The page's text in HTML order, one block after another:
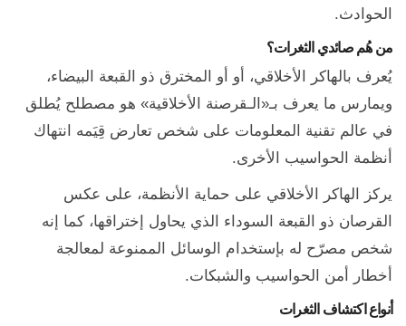
الحوادث.
من هُم صائدي الثغرات؟
يُعرف بالهاكر الأخلاقي، أو أو المخترق ذو القبعة البيضاء،
ويمارس ما يعرف بـ«الـقرصنة الأخلاقية» هو مصطلح يُطلق
في عالم تقنية المعلومات على شخص تعارض قِيَمه انتهاك
أنظمة الحواسيب الأخرى.
يركز الهاكر الأخلاقي على حماية الأنظمة، على عكس
القرصان ذو القبعة السوداء الذي يحاول إختراقها، كما إنه
شخص مصرّح له بإستخدام الوسائل الممنوعة لمعالجة
أخطار أمن الحواسيب والشبكات.
أنواع اكتشاف الثغرات